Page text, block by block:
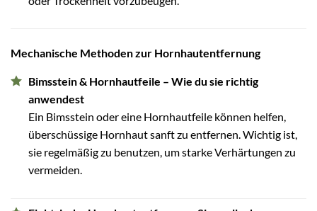
Mechanische Methoden zur Hornhautentfernung
Bimsstein & Hornhautfeile – Wie du sie richtig
anwendest
Ein Bimsstein oder eine Hornhautfeile können helfen,
überschüssige Hornhaut sanft zu entfernen. Wichtig ist,
sie regelmäßig zu benutzen, um starke Verhärtungen zu
vermeiden.